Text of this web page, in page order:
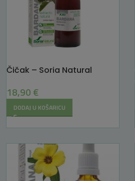
Čičak – Soria Natural
18,90 €
DODAJ U KOŠARICU